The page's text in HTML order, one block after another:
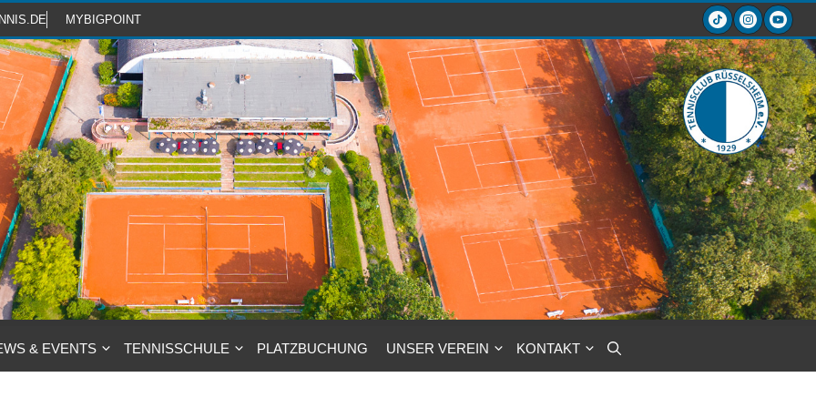
MYBIGPOINT
& EVENTS TENNISSCHULE PLATZBUCHUNG UNSER VEREIN KONTAKT